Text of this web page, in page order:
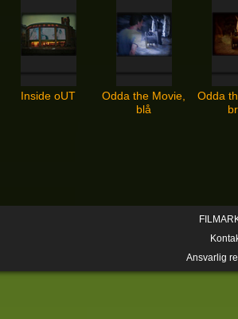
Inside oUT
Odda the Movie,
blå
Odda
Ansvarlig